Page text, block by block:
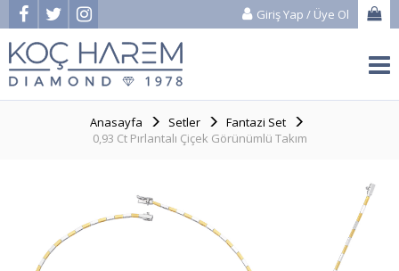
Giriş Yap / Üye Ol
Anasayfa Setler
Fantazi Set
0,93 Ct Pırlantalı Çiçek Görünümlü Takım